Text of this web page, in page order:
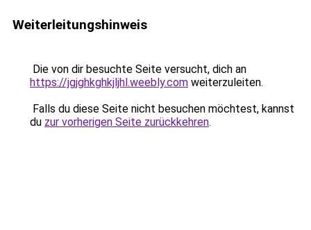
Weiterleitungshinweis
Die von dir besuchte Seite versucht, dich an
https://jgjghkghkjljhl.weebly.com weiterzuleiten.
Falls du diese Seite nicht besuchen möchtest, kannst
du zur vorherigen Seite zurückkehren.